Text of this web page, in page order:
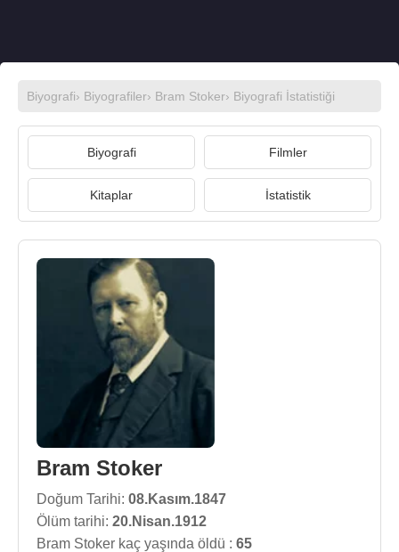
Biyografi› Biyografiler› Bram Stoker› Biyografi İstatistiği
Biyografi Filmler
Kitaplar İstatistik
Bram Stoker
Doğum Tarihi: 08.Kasım.1847
Ölüm tarihi: 20.Nisan.1912
Bram Stoker kaç yaşında öldü : 65